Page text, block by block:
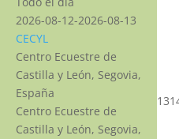
2026-08-12-2026-08-13
CECYL
Centro Ecuestre de
Castilla y León, Segovia,
España
Centro Ecuestre de
Castilla y León, Segovia,
13